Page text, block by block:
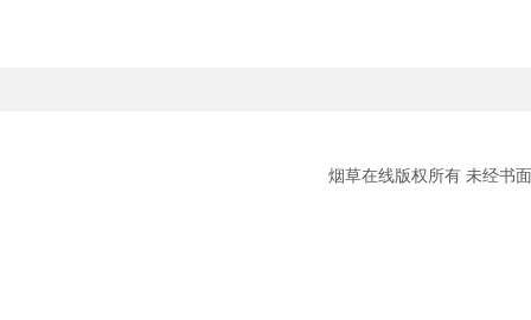
烟草在线版权所有 未经书